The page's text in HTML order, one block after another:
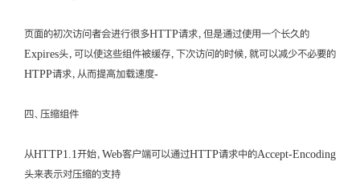
页面的初次访问者会进行很多HTTP请求，但是通过使用一个长久的
Expires头，可以使这些组件被缓存，下次访问的时候，就可以减少不必要的
HTPP请求，从而提高加载速度-
四、压缩组件
从HTTP1.1开始，Web客户端可以通过HTTP请求中的Accept-Encoding
头来表示对压缩的支持